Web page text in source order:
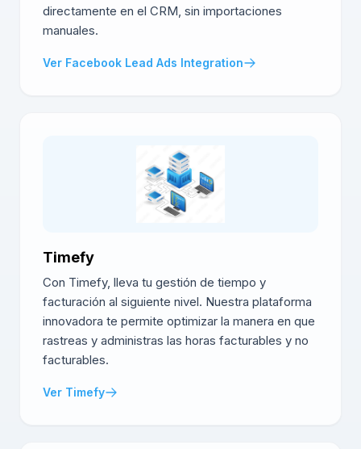
directamente en el CRM, sin importaciones
manuales.
Ver Facebook Lead Ads Integration
Timefy
Con Timefy, lleva tu gestión de tiempo y
facturación al siguiente nivel. Nuestra plataforma
innovadora te permite optimizar la manera en que
rastreas y administras las horas facturables y no
facturables.
Ver Timefy